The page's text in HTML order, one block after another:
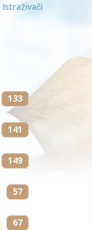
Istraživači
133
141
149
57
67